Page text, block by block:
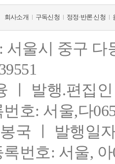
회사소개 구독신청 정정·반론 신청
서울시 중구
ㅣ 발행.편집
호: 서울,다
국 ㅣ 발행일
번호: 서울,